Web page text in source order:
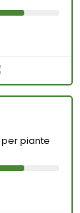
per piante